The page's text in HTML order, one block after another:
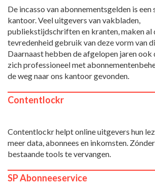
De incasso van abonnementsgelden is
kantoor. Veel uitgevers van vakbladen,
publiekstijdschriften en kranten, maken al
tevredenheid gebruik van deze vorm van
Daarnaast hebben de afgelopen jaren
zich professioneel met
de weg naar ons kantoor gevonden.
Contentlockr
Contentlockr helpt online uitgevers hun
meer data, abonnees en inkomsten.
bestaande tools te vervangen.
SP Abonneeservice